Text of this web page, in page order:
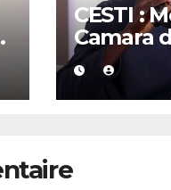
CESTI :
Camara
stratégie